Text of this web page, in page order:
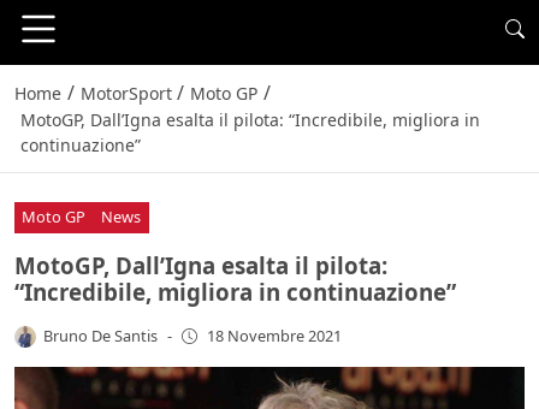
Home / MotorSport / Moto GP /
MotoGP, Dall’Igna esalta il pilota: “Incredibile, migliora in
continuazione”
Moto GP News
MotoGP, Dall’Igna esalta il pilota:
“Incredibile, migliora in continuazione”
Bruno De Santis - 18 Novembre 2021